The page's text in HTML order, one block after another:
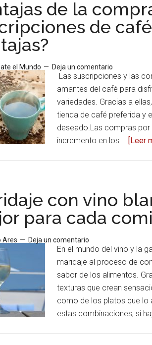
de la
de
el Mundo Deja un comentario
Las suscripciones y las
amantes del café para
variedades. Gracias a
tienda de café preferida y
deseado.Las compras por
incremento en los … [Leer
con vino
para cada
Ares Deja un comentario
En el mundo del vino y la
maridaje al proceso de
sabor de los alimentos.
texturas que crean
como de los platos que lo
estas combinaciones, si